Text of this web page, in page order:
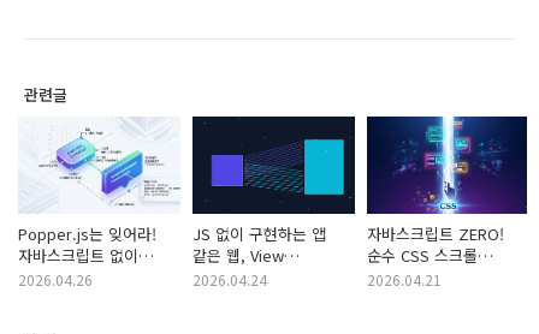
관련글
Popper.js는 잊어라!
자바스크립트 없이
구현하는 초고속 CSS
2026.04.26
JS 없이 구현하는 앱
같은 웹, View
Transitions API 완벽
2026.04.24
자바스크립트 ZERO!
순수 CSS 스크롤
애니메이션 완벽 가이드
2026.04.21